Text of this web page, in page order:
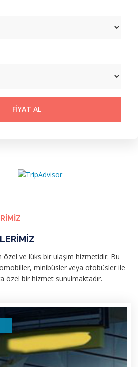
ve lüks bir ulaşım hizmetidir. Bu
minibüsler veya otobüsler ile
özel bir hizmet sunulmaktadır.